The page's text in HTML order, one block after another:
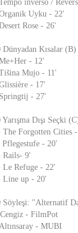
inverso /
Uyku - 22'
Rose - 26'
Dünyadan Kısalar (B)
- 12'
Mujo - 11'
- 17'
- 27'
Yarışma Dışı Seçki
The Forgotten Cities
Pflegestufe - 20'
Rails- 9'
Le Refuge - 22'
Line up - 20'
Söyleşi: "Alternatif
- FilmPot
- MUBI